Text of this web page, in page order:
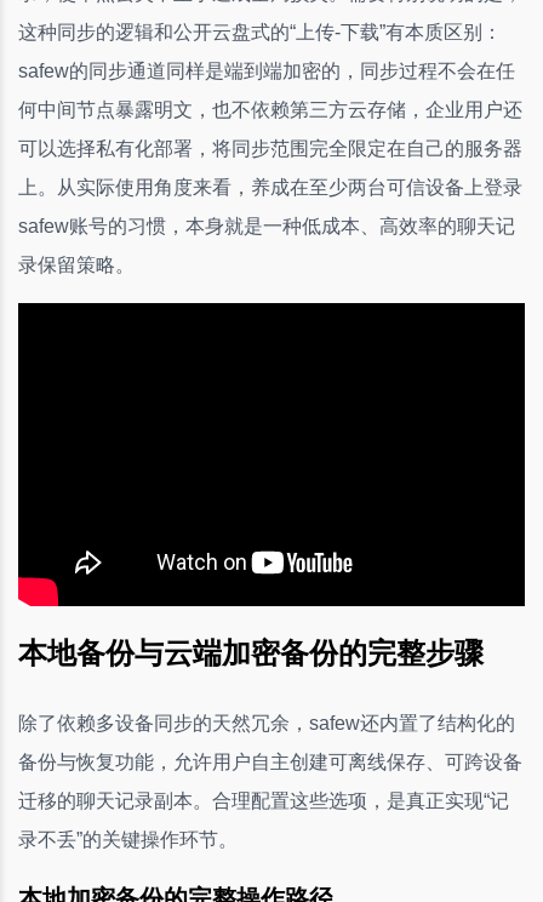
这种同步的逻辑和公开云盘式的“上传-下载”有本质区别：
safew的同步通道同样是端到端加密的，同步过程不会在任
何中间节点暴露明文，也不依赖第三方云存储，企业用户还
可以选择私有化部署，将同步范围完全限定在自己的服务器
上。从实际使用角度来看，养成在至少两台可信设备上登录
safew账号的习惯，本身就是一种低成本、高效率的聊天记
录保留策略。
本地备份与云端加密备份的完整步骤
除了依赖多设备同步的天然冗余，safew还内置了结构化的
备份与恢复功能，允许用户自主创建可离线保存、可跨设备
迁移的聊天记录副本。合理配置这些选项，是真正实现“记
录不丢”的关键操作环节。